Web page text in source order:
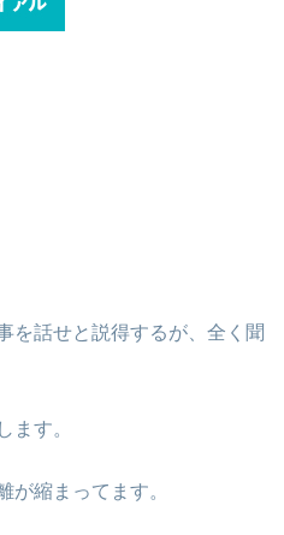
を話せと説得するが、全く聞
ます。
が縮まってます。